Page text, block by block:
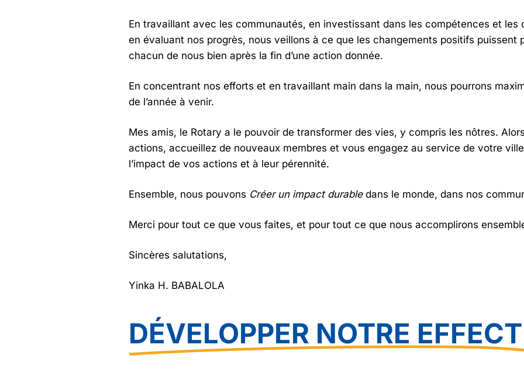
En travaillant avec les communautés, en investissant dans les compétences et les
en évaluant nos progrès, nous veillons à ce que les changements positifs puissent
chacun de nous bien après la fin d’une action donnée.
En concentrant nos efforts et en travaillant main dans la main, nous pourrons
de l’année à venir.
Mes amis, le Rotary a le pouvoir de transformer des vies, y compris les nôtres.
actions, accueillez de nouveaux membres et vous engagez au service de votre
l’impact de vos actions et à leur pérennité.
Ensemble, nous pouvons Créer un impact durabledans le monde, dans nos
Merci pour tout ce que vous faites, et pour tout ce que nous accomplirons
Sincères salutations,
Yinka H. BABALOLA
DÉVELOPPER NOTRE